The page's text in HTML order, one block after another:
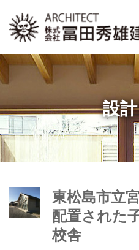
設
東松島市立
配置された
校舎